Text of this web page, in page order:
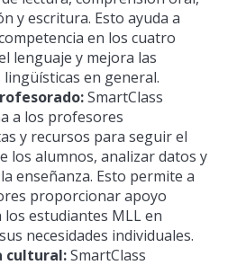
y escritura. Esto ayuda a
en los cuatro
lenguaje y mejora las
lingüísticas en general.
SmartClass
a los profesores
y recursos para seguir el
los alumnos, analizar datos y
enseñanza. Esto permite a
proporcionar apoyo
los estudiantes MLL en
necesidades individuales.
cultural:SmartClass